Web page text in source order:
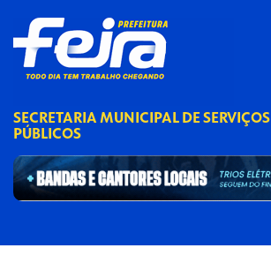
SECRETARIA MUNICIPAL DE SERVIÇOS
PÚBLICOS